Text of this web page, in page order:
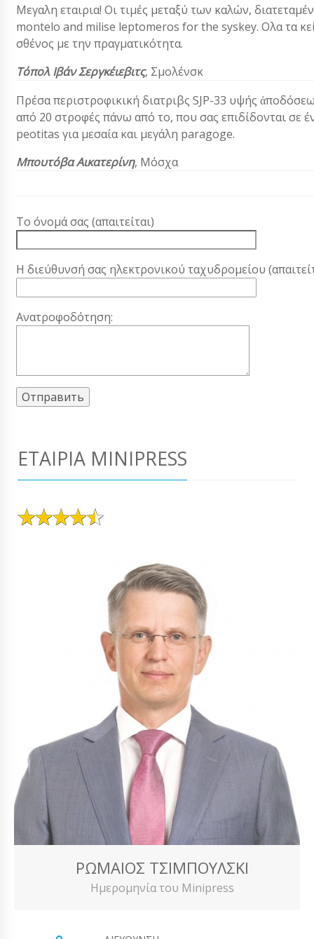
Μεγαλη εταιρια! Οι τιμές μεταξύ των καλών,
montelo and milise leptomeros for the syskey. Ολα τα
σθένος με την πραγματικότητα.
Τόπολ Ιβάν Σεργκέιεβιτς, Σμολένσκ
Πρέσα περιστροφικική διατριβς SJP-33 υψής
από 20 στροφές πάνω από το, που σας επιδίδονται σε
peotitas για μεσαία και μεγάλη paragoge.
Μπουτόβα Αικατερίνη, Μόσχα
Το όνομά σας (απαιτείται)
Η διεύθυνσή σας ηλεκτρονικού ταχυδρομείου
Ανατροφοδότηση:
ΕΤΑΙΡΊΑ MINIPRESS
ΡΩΜΑΊΟΣ ΤΣΙΜΠΟΎΛΣΚΙ
Ημερομηνία του Minipress